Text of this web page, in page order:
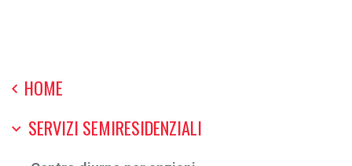
HOME
SERVIZI SEMIRESIDENZIALI